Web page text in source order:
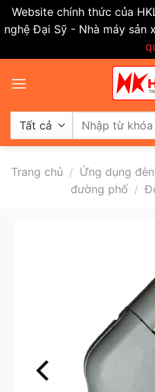
Website chính thức của
nghệ Đại Sỹ - Nhà máy sản
qua
dung
Tìm
kiếm:
Trang chủ / Ứng dụng
đường phố /